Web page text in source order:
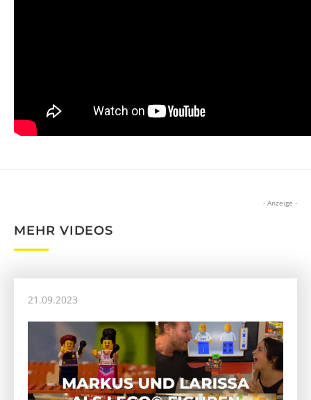
- Anzeige -
MEHR VIDEOS
21.09.2023